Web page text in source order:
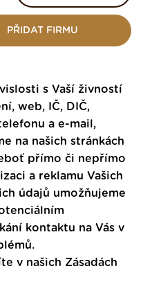
PŘIDAT FIRMU
s Vaší živností
web, IČ, DIČ,
a e-mail,
na našich stránkách
přímo či nepřímo
a reklamu Vašich
údajů umožňujeme
kontaktu na Vás v
v našich Zásadách